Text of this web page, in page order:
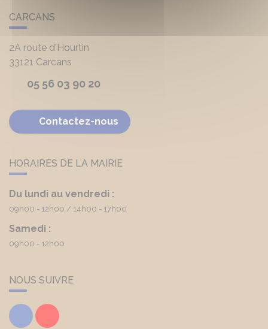
CARCANS
2A route d'Hourtin
33121 Carcans
05 56 03 90 20
Contactez-nous
HORAIRES DE LA MAIRIE
Du lundi au vendredi :
09h00 - 12h00 14h00 - 17h00
Samedi :
09h00 - 12h00
NOUS SUIVRE
FacebookYoutube